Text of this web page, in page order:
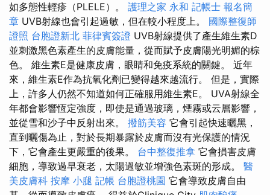
如多態性輕疹（PLELE）。 護理之家 永和 記帳士 報名簡
章 UVB射線也會引起過敏，但在較小程度上。 國際整復師
證照 台胞證新北 菲律賓簽證 UVB射線提供了產生維生素D
並刺激黑色素產生的皮膚能量，從而賦予皮膚陽光明媚的棕
色。 維生素E是健康皮膚，眼睛和免疫系統的關鍵。 近年
來，維生素E作為抗氧化劑已變得越來越流行。 但是，實際
上，許多人仍然不知道如何正確服用維生素E。 UVA射線全
年都會影響恆定強度，即使是通過玻璃，煙霧或云層影響，
並從雪和沙子中反射出來。 撥筋美容 它會引起快速曬黑，
直到曬傷為止，對於長期暴露於皮膚而沒有光保護的情況
下，它會產生更嚴重的後果。 台中整復推拿 它會損害皮膚
細胞，導致過早衰老，太陽過敏並增強色素斑的形成。 醫
美皮膚科 按摩 小腿 記帳 台胞證桃園 它會導致皮膚自由